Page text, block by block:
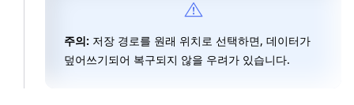
주의: 저장 경로를 원래 위치로 선택하면, 데이터가
덮어쓰기되어 복구되지 않을 우려가 있습니다.